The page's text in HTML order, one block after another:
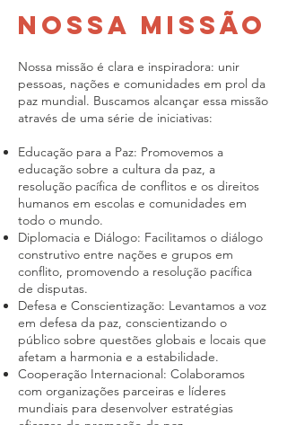
Nossa Missão
Nossa missão é clara e inspiradora: unir
pessoas, nações e comunidades em prol da
paz mundial. Buscamos alcançar essa missão
através de uma série de iniciativas:
Educação para a Paz: Promovemos a
educação sobre a cultura da paz, a
resolução pacífica de conflitos e os direitos
humanos em escolas e comunidades em
todo o mundo.
Diplomacia e Diálogo: Facilitamos o diálogo
construtivo entre nações e grupos em
conflito, promovendo a resolução pacífica
de disputas.
Defesa e Conscientização: Levantamos a voz
em defesa da paz, conscientizando o
público sobre questões globais e locais que
afetam a harmonia e a estabilidade.
Cooperação Internacional: Colaboramos
com organizações parceiras e líderes
mundiais para desenvolver estratégias